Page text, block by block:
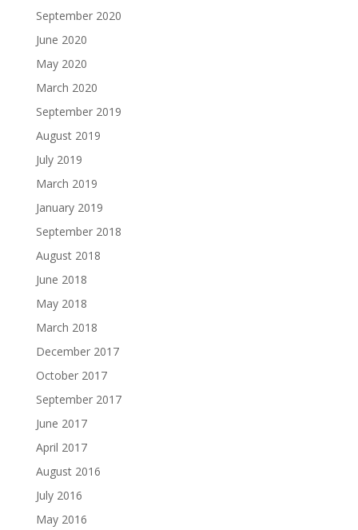
September 2020
June 2020
May 2020
March 2020
September 2019
August 2019
July 2019
March 2019
January 2019
September 2018
August 2018
June 2018
May 2018
March 2018
December 2017
October 2017
September 2017
June 2017
April 2017
August 2016
July 2016
May 2016